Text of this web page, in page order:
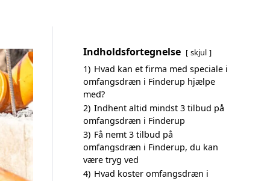
Indholdsfortegnelse skjul
1) Hvad kan et firma med speciale i
omfangsdræn i Finderup hjælpe
med?
2) Indhent altid mindst 3 tilbud på
omfangsdræn i Finderup
3) Få nemt 3 tilbud på
omfangsdræn i Finderup, du kan
være tryg ved
4) Hvad koster omfangsdræn i